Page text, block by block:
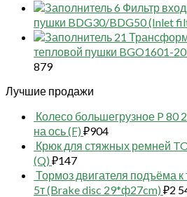
6 Фильтр
пушки BDG30/BDG50 (Inlet
21
тепловой пушки BGO1601-
879
Лучшие продажи
Колесо большегрузное P 80
на ось (F) ₽904
Крюк для стяжных ремней
(Q) ₽147
Тормоз двигателя подъёма к
5т (Brake disc 29*ф27cm) ₽2